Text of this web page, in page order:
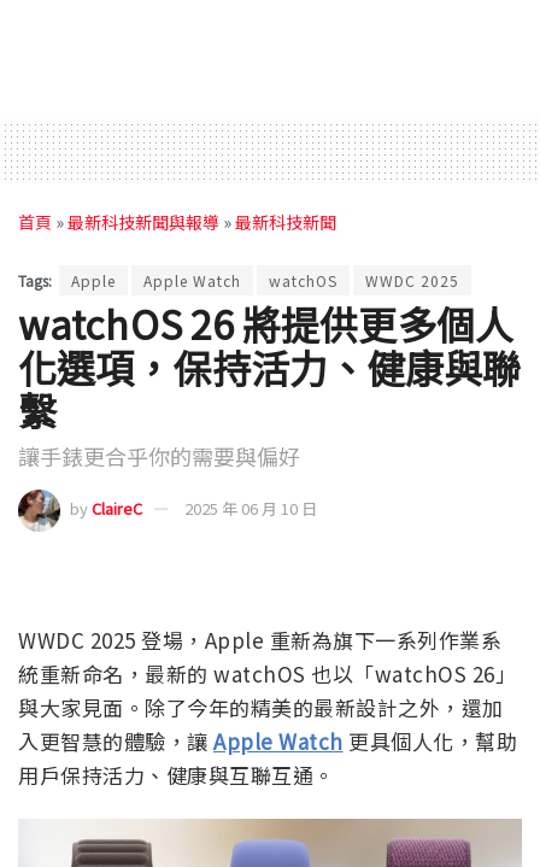
首頁 »最新科技新聞與報導 »最新科技新聞
Tags: Apple Apple Watch watchOS WWDC 2025
watchOS 26 將提供更多個人
化選項，保持活力、健康與聯
繫
讓手錶更合乎你的需要與偏好
byClaireC 2025 年 06 月 10 日
WWDC 2025 登場，Apple 重新為旗下一系列作業系
統重新命名，最新的 watchOS 也以「watchOS 26」
與大家見面。除了今年的精美的最新設計之外，還加
入更智慧的體驗，讓 Apple Watch 更具個人化，幫助
用戶保持活力、健康與互聯互通。